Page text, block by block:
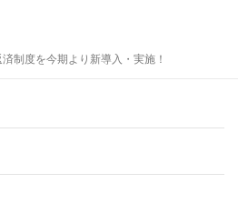
制度を今期より新導入・実施！